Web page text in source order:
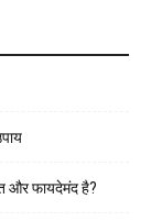
और फायदेमंद है?